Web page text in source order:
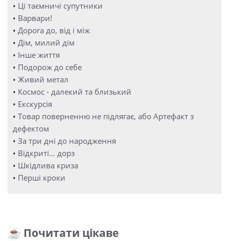
• Ці таємничі супутники
• Варвари!
• Дорога до, від і між
• Дім, милий дім
• Інше життя
• Подорож до себе
• Живий метал
• Космос - далекий та близький
• Екскурсія
• Товар поверненню не підлягає, або Артефакт з
дефектом
• За три дні до народження
• Відкриті… дорз
• Шкідлива криза
• Перші кроки
☕ Почитати цікаве